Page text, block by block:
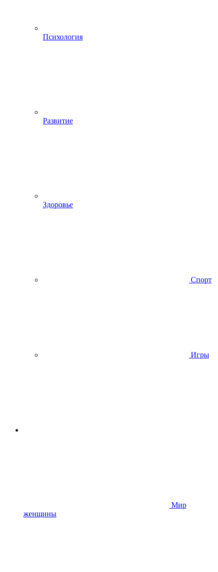
Психология
Развитие
Здоровье
Спорт
Игры
Мир
женщины